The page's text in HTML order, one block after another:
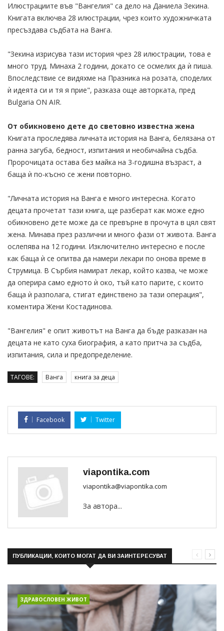
Илюстрациите във "Вангелия" са дело на Даниела Зекина.
Книгата включва 28 илюстрации, чрез които художничката
пресъздава съдбата на Ванга.
"Зекина изрисува тази история чрез 28 илюстрации, това е
много труд. Минаха 2 години, докато се осмелих да ѝ пиша.
Впоследствие се видяхме на Празника на розата, споделих
ѝ идеята си и тя я прие", разказа още авторката, пред
Bulgaria ON AIR.
От обикновено дете до световно известна жена
Книгата проследява личната история на Ванга, белязана от
ранна загуба, бедност, изпитания и необичайна съдба.
Пророчицата остава без майка на 3-годишна възраст, а
баща ѝ по-късно се жени повторно.
"Личната история на Ванга е много интересна. Когато
децата прочетат тази книга, ще разберат как може едно
обикновено дете може да се превърне в прочута в цял свят
жена. Минава през различни и много фази от живота. Ванга
ослепява на 12 години. Изключително интересно е после
как баща ѝ се опитва да намери лекари по онова време в
Струмица. В Сърбия намират лекар, който казва, че може
да оперира само едното ѝ око, тъй като парите, с които
баща ѝ разполага, стигат единствено за тази операция",
коментира Жени Костадинова.
"Вангелия" е опит животът на Ванга да бъде разказан на
децата не като суха биография, а като притча за съдба,
изпитания, сила и предопределение.
ТАГОВЕ: Ванга книга за деца
Facebook Twitter
viapontika.com
viapontika@viapontika.com
За автора...
ПУБЛИКАЦИИ, КОИТО МОГАТ ДА ВИ ЗАИНТЕРЕСУВАТ
ЗДРАВОСЛОВЕН ЖИВОТ